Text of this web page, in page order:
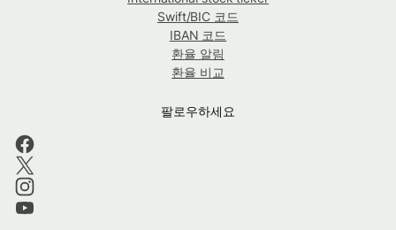
Swift/BIC 코드
IBAN 코드
환율 알림
환율 비교
팔로우하세요